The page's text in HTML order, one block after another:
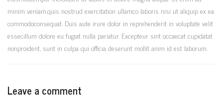
minim veniam,quis nostrud exercitation ullamco laboris nisi ut aliquip ex ea
commodoconsequat. Duis aute irure dolor in reprehenderit in voluptate velit
essecillum dolore eu fugiat nulla pariatur. Excepteur sint occaecat cupidatat
nonproident, sunt in culpa qui officia deserunt mollit anim id est laborum.
Leave a comment